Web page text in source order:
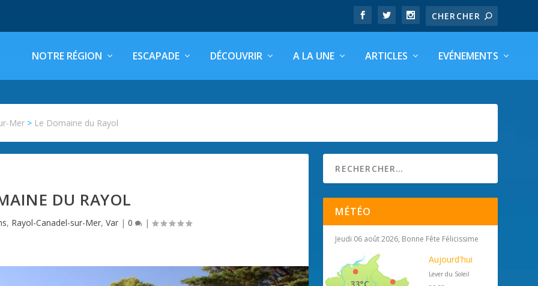
NOTRE RÉGION ESCAPADE DÉCOUVRIR A LA UNE ARTICLES EVÉNEMENTS
Mer > Le Domaine du Rayol
DU RAYOL
, Rayol-Canadel-sur-Mer,Var |0 |
MÉTÉO
Jeudi 06 août 2026, Bonne Fête Félicissime
Aujourd'hui
Lever du Soleil